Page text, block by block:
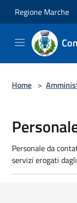
Regione Marche
Home >
Personale da
servizi erogati